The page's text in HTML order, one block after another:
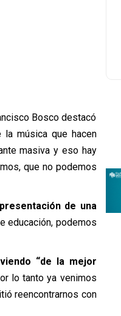
Bosco destacó
la música que hacen
masiva y eso hay
que no podemos
de una
educación, podemos
“de la mejor
lo tanto ya venimos
reencontrarnos con